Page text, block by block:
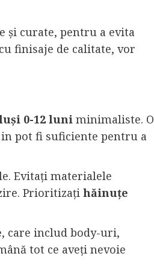
și curate, pentru a evita
finisaje de calitate, vor
0-12 luni minimaliste. O
pot fi suficiente pentru a
Evitați materialele
Prioritizați hăinuțe
, care includ body-uri,
tot ce aveți nevoie